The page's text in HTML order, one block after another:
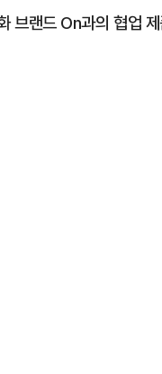
브랜드 On과의 협업